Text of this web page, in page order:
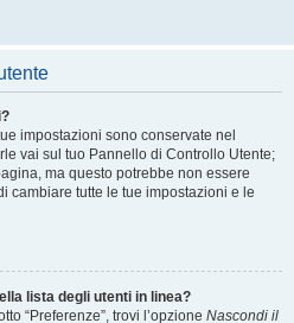
impostazioni sono conservate nel
vai sul tuo Pannello di Controllo Utente;
ma questo potrebbe non essere
cambiare tutte le tue impostazioni e le
lista degli utenti in linea?
“Preferenze”, trovi l’opzione Nascondi il